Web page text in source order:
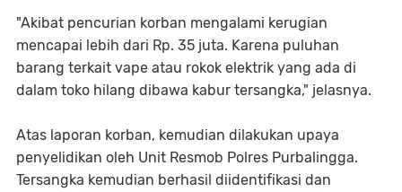
"Akibat pencurian korban mengalami kerugian
mencapai lebih dari Rp. 35 juta. Karena puluhan
barang terkait vape atau rokok elektrik yang ada di
dalam toko hilang dibawa kabur tersangka," jelasnya.
Atas laporan korban, kemudian dilakukan upaya
penyelidikan oleh Unit Resmob Polres Purbalingga.
Tersangka kemudian berhasil diidentifikasi dan